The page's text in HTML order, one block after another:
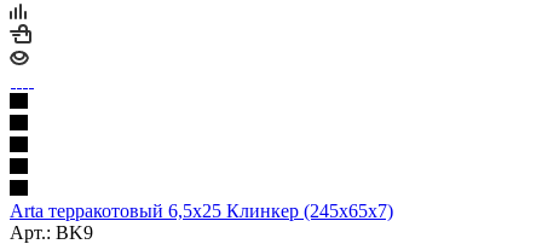
Arta терракотовый 6,5х25 Клинкер (245x65x7)
Арт.: BK9